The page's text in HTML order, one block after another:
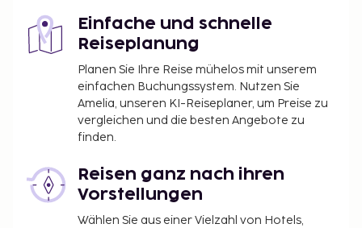
Einfache und schnelle
Reiseplanung
Planen Sie Ihre Reise mühelos mit unserem
einfachen Buchungssystem. Nutzen Sie
Amelia, unseren KI-Reiseplaner, um Preise zu
vergleichen und die besten Angebote zu
finden.
Reisen ganz nach ihren
Vorstellungen
Wählen Sie aus einer Vielzahl von Hotels,